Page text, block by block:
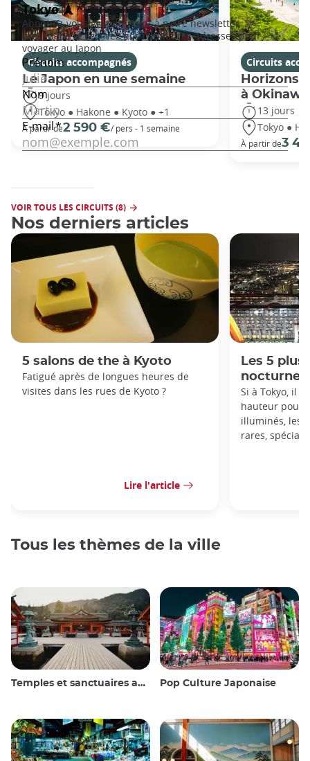
Circuits accompagnés
Le Japon en une semaine
9 jours
Tokyo ● Hakone ● Kyoto ● +1
À partir de2 590 €/ pers - 1 semaine
Circuits
Horizons
à Okinawa
13 jours
Tokyo ●
À partir de3
VOIR TOUS LES CIRCUITS (8)
Nos derniers articles
5 salons de the à Kyoto
Fatigué après de longues heures de
visites dans les rues de Kyoto ?
Lire l'article
Les 5 plus
nocturnes
Si à Tokyo, il
hauteur pour
illuminés, les
rares,
Tous les thèmes de la ville
Temples et sanctuaires au Japon Pop Culture Japonaise